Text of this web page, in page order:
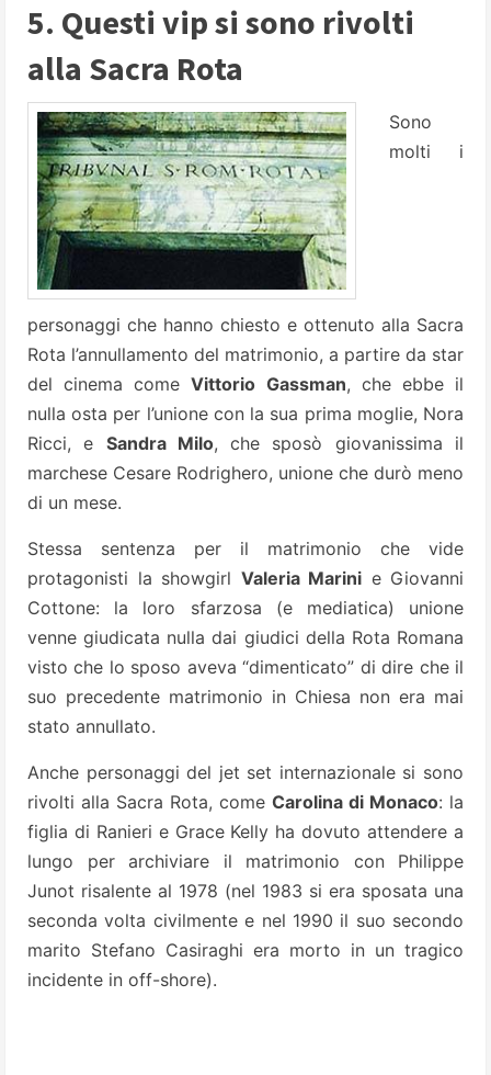
5. Questi vip si sono rivolti
alla Sacra Rota
Sono
molti i
personaggi che hanno chiesto e ottenuto alla Sacra
Rota l’annullamento del matrimonio, a partire da star
del cinema comeVittorio Gassman, che ebbe il
nulla osta per l’unione con la sua prima moglie, Nora
Ricci, e Sandra Milo, che sposò giovanissima il
marchese Cesare Rodrighero, unione che durò meno
di un mese.
Stessa sentenza per il matrimonio che vide
protagonisti la showgirl Valeria Marini e Giovanni
Cottone: la loro sfarzosa (e mediatica) unione
venne giudicata nulla dai giudici della Rota Romana
visto che lo sposo aveva “dimenticato” di dire che il
suo precedente matrimonio in Chiesa non era mai
stato annullato.
Anche personaggi del jet set internazionale si sono
rivolti alla Sacra Rota, come Carolina di Monaco: la
figlia di Ranieri e Grace Kelly ha dovuto attendere a
lungo per archiviare il matrimonio con Philippe
Junot risalente al 1978 (nel 1983 si era sposata una
seconda volta civilmente e nel 1990 il suo secondo
marito Stefano Casiraghi era morto in un tragico
incidente in off-shore).